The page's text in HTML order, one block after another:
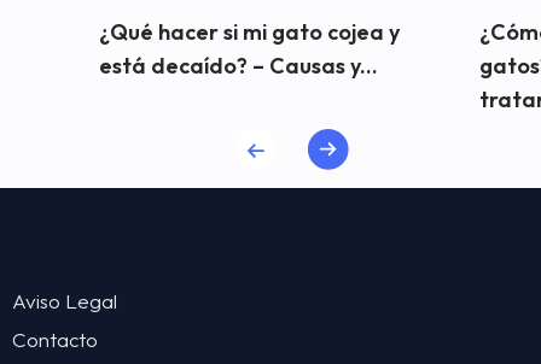
¿Qué hacer si mi gato cojea y
está decaído? – Causas y...
Aviso Legal
Contacto